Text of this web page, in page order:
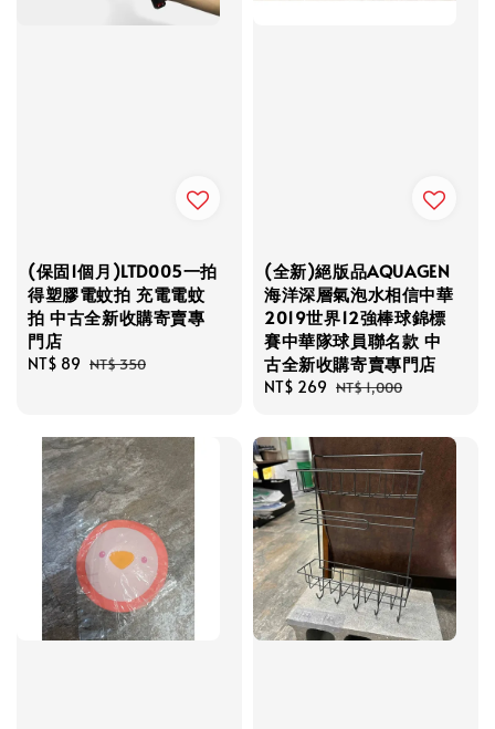
(保固1個月)LTD005一拍
得塑膠電蚊拍 充電電蚊
拍 中古全新收購寄賣專
門店
Sale
NT$ 89 Regular
NT$ 350
(全新)絕版品AQUAGEN
海洋深層氣泡水相信中華
2019世界12強棒球錦標
賽中華隊球員聯名款 中
古全新收購寄賣專門店
Sale
NT$ 269 Regular
NT$ 1,000